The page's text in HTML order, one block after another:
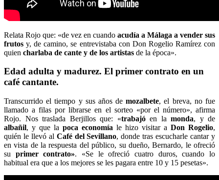
Relata Rojo que: «de vez en cuando acudía a Málaga a vender sus
frutos y, de camino, se entrevistaba con Don Rogelio Ramírez con
quien charlaba de cante y de los artistas de la época».
Edad adulta y madurez. El primer contrato en un
café cantante.
Transcurrido el tiempo y sus años demozalbete, el breva, no fue
llamado a filas por librarse en el sorteo «por el número», afirma
Rojo. Nos traslada Berjillos que: «trabajóen la monda, y de
albañil, y que la poca economía le hizo visitar a Don Rogelio,
quién le llevó al Café del Sevillano, donde tras escucharle cantar y
en vista de la respuesta del público, su dueño, Bernardo, le ofreció
su primer contrato». «Se le ofreció cuatro duros, cuando lo
habitual era que a los mejores se les pagara entre 10 y 15 pesetas».